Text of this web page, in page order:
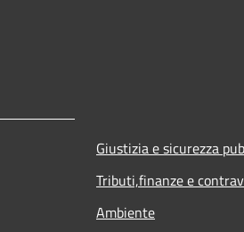
Giustizia e sicurezza
Tributi,finanze e
Ambiente